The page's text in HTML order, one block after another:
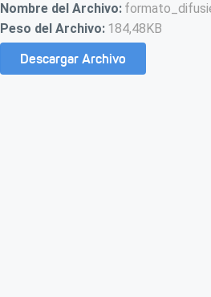
Nombre del Archivo:
Peso del Archivo: 184,48KB
Descargar Archivo